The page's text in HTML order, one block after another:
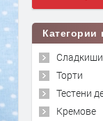
Категории
Сладкиши
Торти
Тестени
Кремове